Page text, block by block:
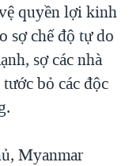
quyền lợi kinh
sợ chế độ tự do
sợ các nhà
bỏ các độc
Myanmar